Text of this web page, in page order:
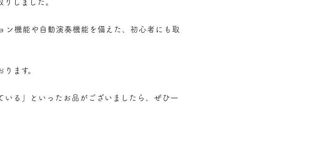
しました。
ン機能や自動演奏機能を備えた、初心者にも取
ます。
いる」といったお品がございましたら、ぜひ一